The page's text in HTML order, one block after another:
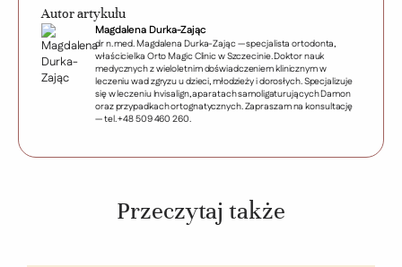
Autor artykułu
Magdalena Durka-Zając
dr n. med. Magdalena Durka-Zając — specjalista ortodonta,
właścicielka Orto Magic Clinic w Szczecinie. Doktor nauk
medycznych z wieloletnim doświadczeniem klinicznym w
leczeniu wad zgryzu u dzieci, młodzieży i dorosłych. Specjalizuje
się w leczeniu Invisalign, aparatach samoligaturujących Damon
oraz przypadkach ortognatycznych. Zapraszam na konsultację
— tel. +48 509 460 260.
Przeczytaj także